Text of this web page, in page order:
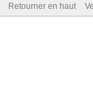
Retourner en haut